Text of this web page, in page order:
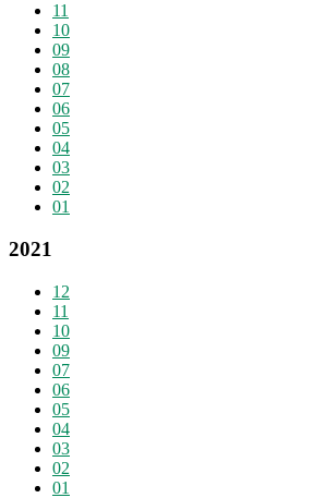
11
10
09
08
07
06
05
04
03
02
01
2021
12
11
10
09
07
06
05
04
03
02
01